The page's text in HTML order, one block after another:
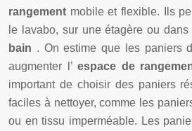
rangement mobile et flexible. Ils
le lavabo, sur une étagère ou
bain . On estime que les paniers
augmenter l’ espace de
important de choisir des paniers
faciles à nettoyer, comme les
ou en tissu imperméable. Les